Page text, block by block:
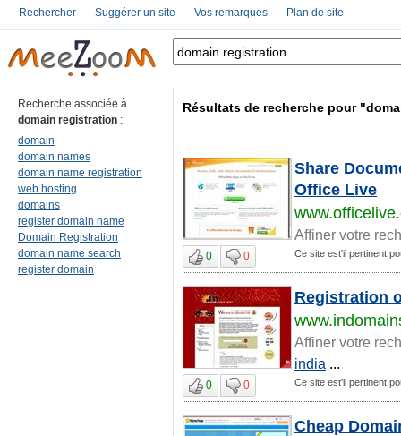
Rechercher Suggérer un site Vos remarques Plan de site
Recherche associée à
domain registration :
domain
domain names
domain name registration
web hosting
domains
register domain name
Domain Registration
domain name search
register domain
Résultats de recherche pour
Share
Office Live
Affiner votre
0 0 Ce site est'il pertinent
Registration
Affiner votre
india ...
0 0 Ce site est'il pertinent
Cheap